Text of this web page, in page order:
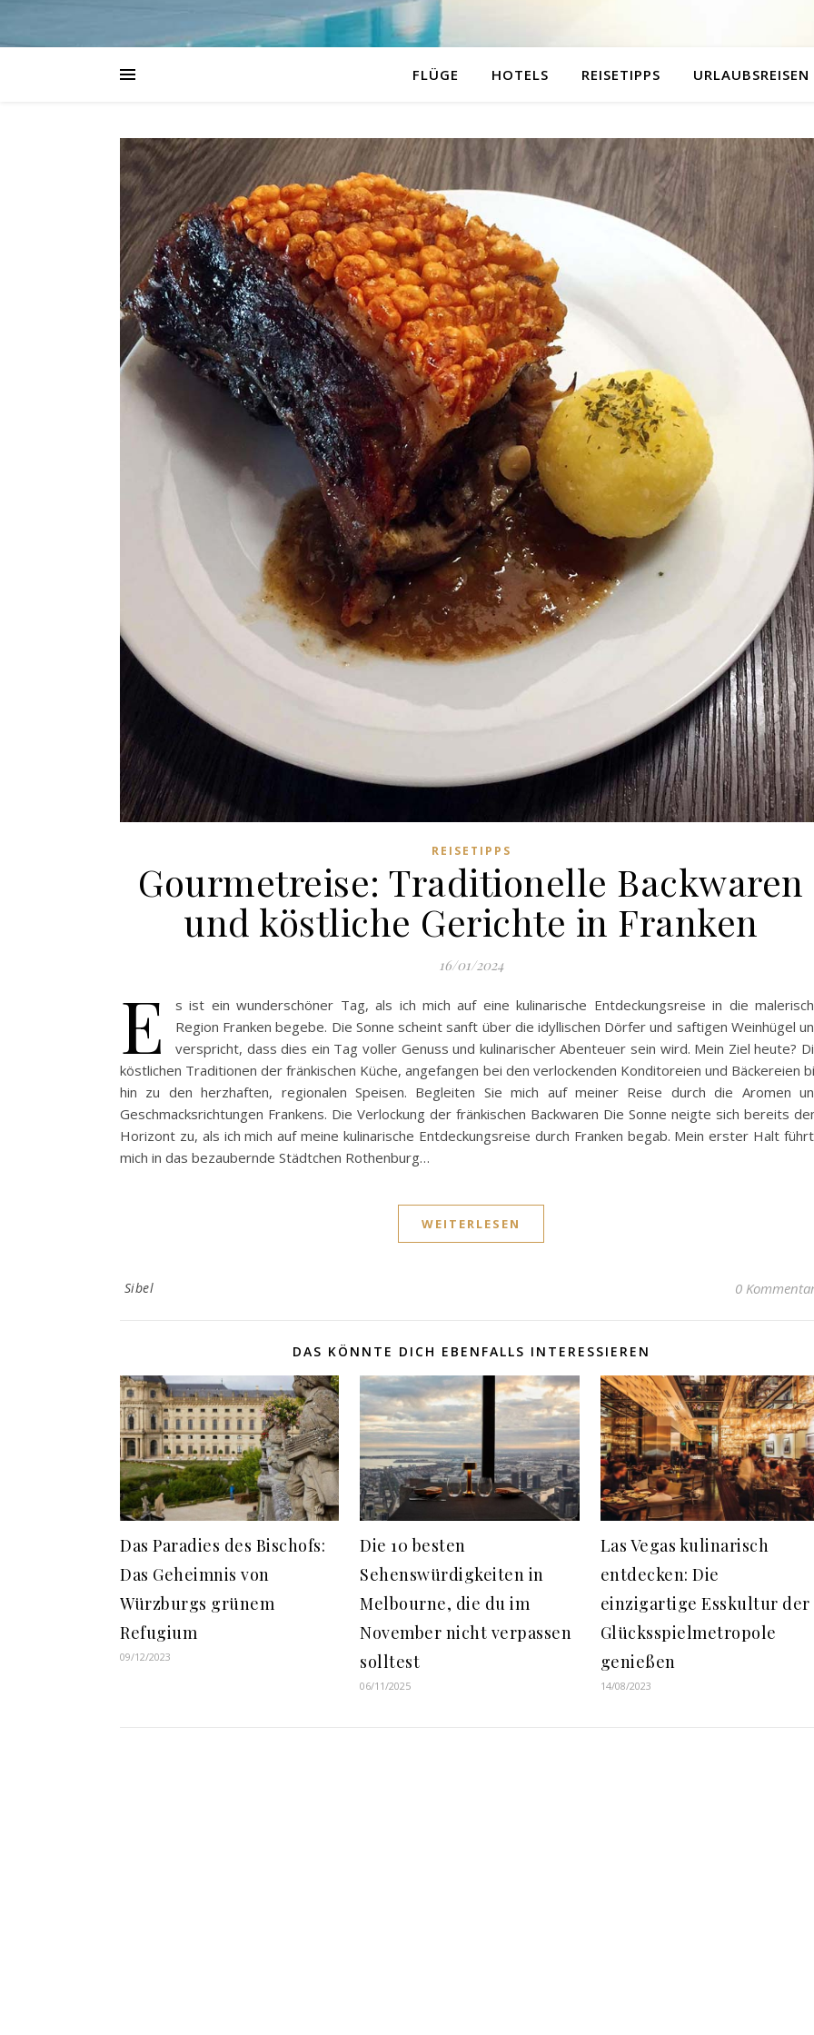
FLÜGE HOTELS REISETIPPS URLAUBSREISEN
REISETIPPS
Gourmetreise: Traditionelle Backwaren
und köstliche Gerichte in Franken
16/01/2024
E
s ist ein wunderschöner Tag, als ich mich auf eine kulinarische Entdeckungsreise in die
Region Franken begebe. Die Sonne scheint sanft über die idyllischen Dörfer und saftigen Weinhügel
verspricht, dass dies ein Tag voller Genuss und kulinarischer Abenteuer sein wird. Mein Ziel heute?
köstlichen Traditionen der fränkischen Küche, angefangen bei den verlockenden Konditoreien und Bäckereien
hin zu den herzhaften, regionalen Speisen. Begleiten Sie mich auf meiner Reise durch die Aromen
Geschmacksrichtungen Frankens. Die Verlockung der fränkischen Backwaren Die Sonne neigte sich bereits
Horizont zu, als ich mich auf meine kulinarische Entdeckungsreise durch Franken begab. Mein erster Halt
mich in das bezaubernde Städtchen Rothenburg…
WEITERLESEN
Sibel 0
DAS KÖNNTE DICH EBENFALLS INTERESSIEREN
Das Paradies des Bischofs:
Das Geheimnis von
Würzburgs grünem
Refugium
09/12/2023
Die 10 besten
Sehenswürdigkeiten in
Melbourne, die du im
November nicht verpassen
solltest
06/11/2025
Las Vegas kulinarisch
entdecken: Die
einzigartige Esskultur der
Glücksspielmetropole
genießen
14/08/2023